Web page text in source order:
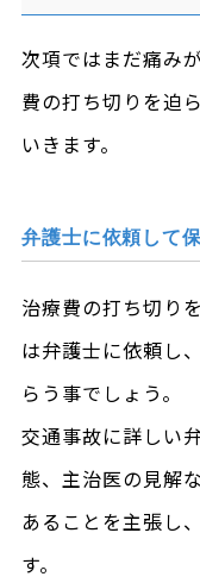
次項ではまだ痛み
費の打ち切りを迫
いきます。
弁護士に依頼して
治療費の打ち切り
は弁護士に依頼し
らう事でしょう。
交通事故に詳しい
態、主治医の見解
あることを主張し
す。